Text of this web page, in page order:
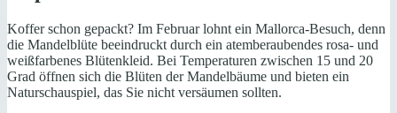
Koffer schon gepackt? Im Februar lohnt ein Mallorca-Besuch, denn
die Mandelblüte beeindruckt durch ein atemberaubendes rosa- und
weißfarbenes Blütenkleid. Bei Temperaturen zwischen 15 und 20
Grad öffnen sich die Blüten der Mandelbäume und bieten ein
Naturschauspiel, das Sie nicht versäumen sollten.